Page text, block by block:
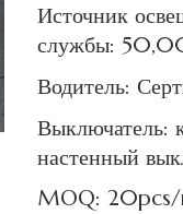
Источник
службы:
Водитель:
Выключатель:
настенный
MOQ: